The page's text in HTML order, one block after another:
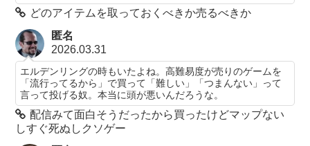
どのアイテムを取っておくべきか売るべきか
匿名
2026.03.31
エルデンリングの時もいたよね。高難易度が売りのゲームを
「流行ってるから」で買って「難しい」「つまんない」って
言って投げる奴。本当に頭が悪いんだろうな。
配信みて面白そうだったから買ったけどマップない
しすぐ死ぬしクソゲー